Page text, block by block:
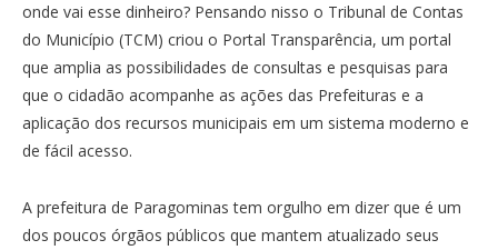
onde vai esse dinheiro? Pensando nisso o Tribunal de Contas
do Município (TCM) criou o Portal Transparência, um portal
que amplia as possibilidades de consultas e pesquisas para
que o cidadão acompanhe as ações das Prefeituras e a
aplicação dos recursos municipais em um sistema moderno e
de fácil acesso.
A prefeitura de Paragominas tem orgulho em dizer que é um
dos poucos órgãos públicos que mantem atualizado seus